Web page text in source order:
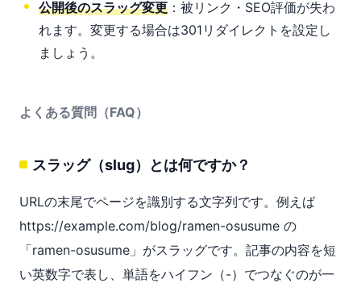
公開後のスラッグ変更 ：被リンク・SEO評価が失わ
れます。変更する場合は301リダイレクトを設定し
ましょう。
よくある質問（FAQ）
スラッグ（slug）とは何ですか？
URLの末尾でページを識別する文字列です。例えば
https://example.com/blog/ramen-osusume の
「ramen-osusume」がスラッグです。記事の内容を短
い英数字で表し、単語をハイフン（-）でつなぐのが一